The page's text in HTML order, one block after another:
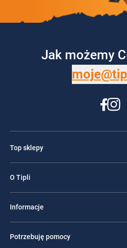
Jak możemy
Top sklepy
O Tipli
Informacje
Potrzebuję pomocy